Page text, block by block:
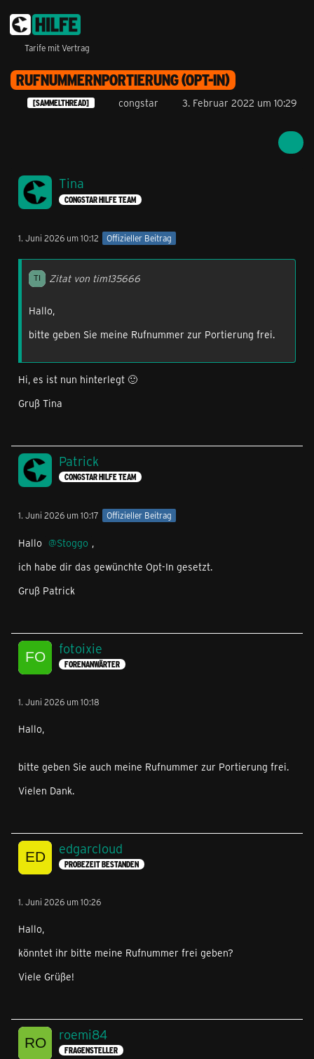
Tarife mit Vertrag
RUFNUMMERNPORTIERUNG (OPT-IN)
[SAMMELTHREAD] congstar 3. Februar 2022 um 10:29
Tina
CONGSTAR HILFE TEAM
1. Juni 2026 um 10:12 Offizieller Beitrag
Zitat von tim135666
Hallo,
bitte geben Sie meine Rufnummer zur Portierung frei.
Hi, es ist nun hinterlegt 🙂
Gruß Tina
Patrick
CONGSTAR HILFE TEAM
1. Juni 2026 um 10:17 Offizieller Beitrag
Hallo Stoggo ,
ich habe dir das gewünchte Opt-In gesetzt.
Gruß Patrick
fotoixie
FORENANWÄRTER
1. Juni 2026 um 10:18
Hallo,
bitte geben Sie auch meine Rufnummer zur Portierung frei.
Vielen Dank.
edgarcloud
PROBEZEIT BESTANDEN
1. Juni 2026 um 10:26
Hallo,
könntet ihr bitte meine Rufnummer frei geben?
Viele Grüße!
roemi84
FRAGENSTELLER